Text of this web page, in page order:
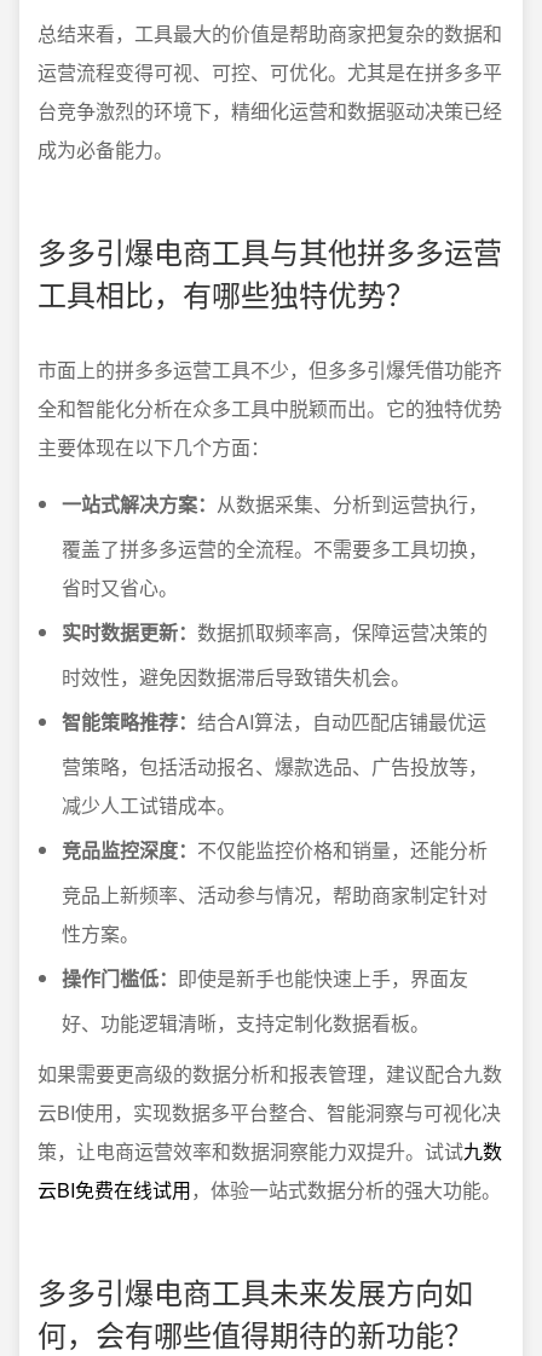
总结来看，工具最大的价值是帮助商家把复杂的数据和
运营流程变得可视、可控、可优化。尤其是在拼多多平
台竞争激烈的环境下，精细化运营和数据驱动决策已经
成为必备能力。
多多引爆电商工具与其他拼多多运营
工具相比，有哪些独特优势？
市面上的拼多多运营工具不少，但多多引爆凭借功能齐
全和智能化分析在众多工具中脱颖而出。它的独特优势
主要体现在以下几个方面：
一站式解决方案： 从数据采集、分析到运营执行，
覆盖了拼多多运营的全流程。不需要多工具切换，
省时又省心。
实时数据更新： 数据抓取频率高，保障运营决策的
时效性，避免因数据滞后导致错失机会。
智能策略推荐： 结合AI算法，自动匹配店铺最优运
营策略，包括活动报名、爆款选品、广告投放等，
减少人工试错成本。
竞品监控深度： 不仅能监控价格和销量，还能分析
竞品上新频率、活动参与情况，帮助商家制定针对
性方案。
操作门槛低： 即使是新手也能快速上手，界面友
好、功能逻辑清晰，支持定制化数据看板。
如果需要更高级的数据分析和报表管理，建议配合九数
云BI使用，实现数据多平台整合、智能洞察与可视化决
策，让电商运营效率和数据洞察能力双提升。试试九数
云BI免费在线试用，体验一站式数据分析的强大功能。
多多引爆电商工具未来发展方向如
何，会有哪些值得期待的新功能？